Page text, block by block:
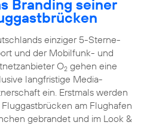
Branding seiner
einziger 5-Sterne-
und der Mobilfunk- und
O2gehen eine
langfristige Media-
ein. Erstmals werden
Fluggastbrücken am Flughafen
gebrandet und im Look &